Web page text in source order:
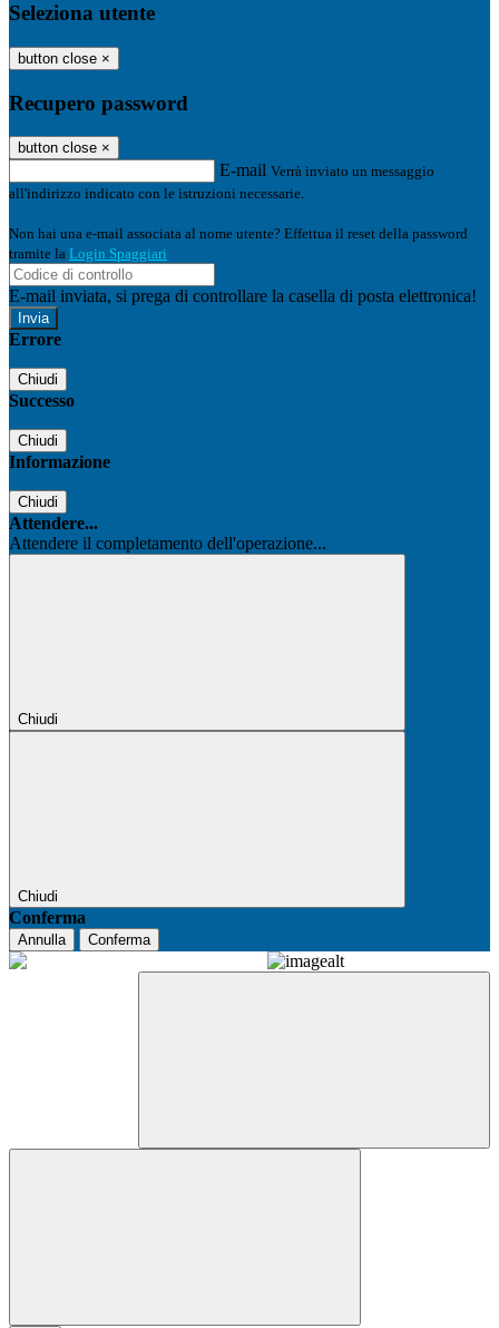
Seleziona utente
button close ×
Recupero password
button close ×
E-mail Verrà inviato un messaggio
all'indirizzo indicato con le istruzioni necessarie.
Non hai una e-mail associata al nome utente? Effettua il reset della password
tramite la Login Spaggiari
E-mail inviata, si prega di controllare la casella di posta elettronica!
Errore
Chiudi
Successo
Chiudi
Informazione
Chiudi
Attendere...
Attendere il completamento dell'operazione...
Chiudi
Chiudi
Conferma
Annulla Conferma